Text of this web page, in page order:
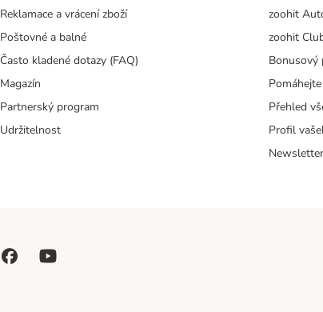
Reklamace a vrácení zboží
Poštovné a balné
Často kladené dotazy (FAQ)
Magazín
Partnerský program
Udržitelnost
zoohit
zoohit
Bonusový
Přehled
Profil
Newsletter